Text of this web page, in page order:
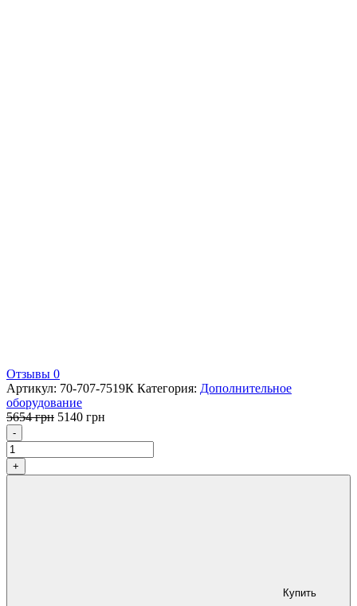
Отзывы 0
Артикул: 70-707-7519К Категория: Дополнительное
оборудование
5654грн Первоначальная
составляла
5654 грн.
5140 грн
5140 грн.
- Количество
+
Купить